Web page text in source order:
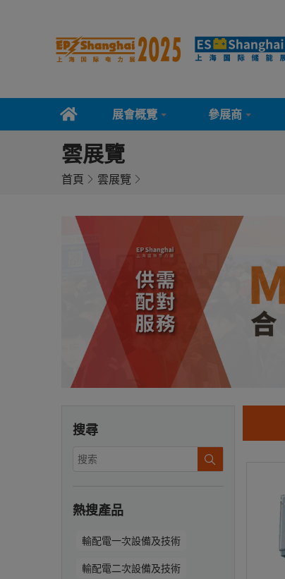
展會概覽 參展商
雲展覽
首頁 雲展覽
搜尋
熱搜產品
輸配電一次設備及技術
輸配電二次設備及技術